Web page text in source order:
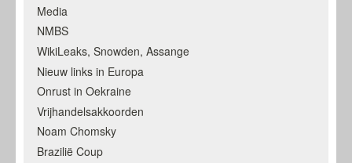
Media
NMBS
WikiLeaks, Snowden, Assange
Nieuw links in Europa
Onrust in Oekraine
Vrijhandelsakkoorden
Noam Chomsky
Brazilië Coup